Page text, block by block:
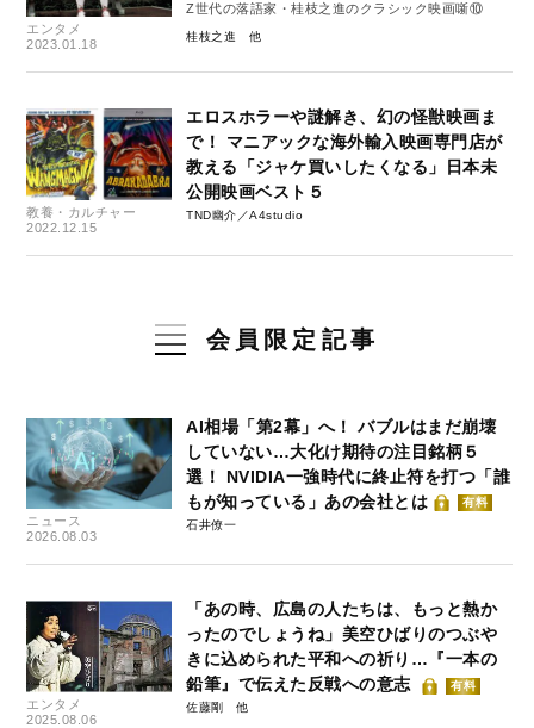
エンタメ
2023.01.18
Z世代の落語家・桂枝之進のクラシック映画噺⑩
桂枝之進
教養・カルチャー
2022.12.15
エロスホラーや謎解き、幻の怪獣映画ま
で！ マニアックな海外輸入映画専門店が
教える「ジャケ買いしたくなる」日本未
公開映画ベスト５
TND幽介／A4studio
会員限定記事
ニュース
2026.08.03
AI相場「第2幕」へ！ バブルはまだ崩壊
していない…大化け期待の注目銘柄５
選！ NVIDIA一強時代に終止符を打つ「誰
もが知っている」あの会社とは
有料
石井僚一
エンタメ
2025.08.06
「あの時、広島の人たちは、もっと熱か
ったのでしょうね」美空ひばりのつぶや
きに込められた平和への祈り…『一本の
鉛筆』で伝えた反戦への意志
有料
佐藤剛